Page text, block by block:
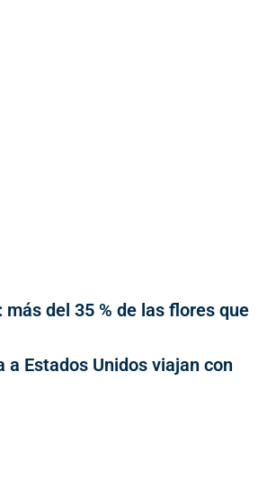
más del 35 % de las flores que
a Estados Unidos viajan con